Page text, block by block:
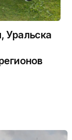
Уральска